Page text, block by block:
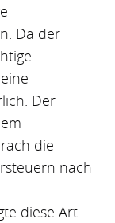
Da der
Der
die
nach
diese Art